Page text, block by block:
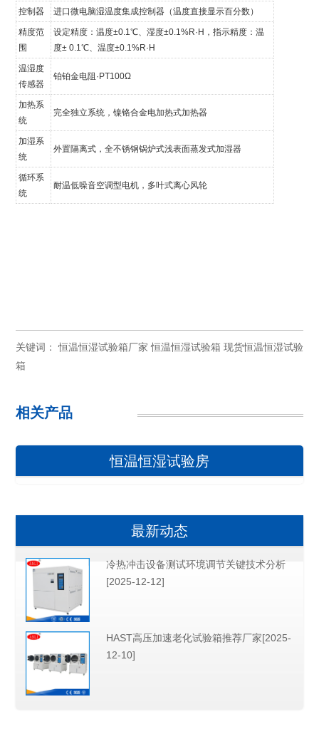
控制器 进口微电脑湿温度集成控制器（温度直接显示百分数）
精度范
围
设定精度：温度±0.1℃、湿度±0.1%R·H，指示精度：温
度± 0.1℃、温度±0.1%R·H
温湿度
传感器
铂铂金电阻·PT100Ω
加热系
统
完全独立系统，镍铬合金电加热式加热器
加湿系
统
外置隔离式，全不锈钢锅炉式浅表面蒸发式加湿器
循环系
统
耐温低噪音空调型电机，多叶式离心风轮
关键词：恒温恒湿试验箱厂家 恒温恒湿试验箱 现货恒温恒湿试验
箱
相关产品
恒温恒湿试验房
最新动态
冷热冲击设备测试环境调节关键技术分析
[2025-12-12]
HAST高压加速老化试验箱推荐厂家[2025-
12-10]